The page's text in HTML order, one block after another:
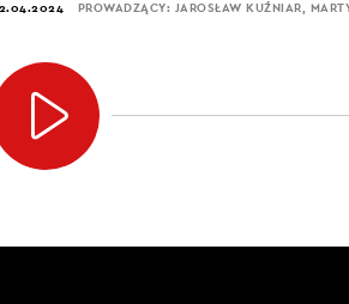
PROWADZĄCY: JAROSŁAW KUŹNIAR,